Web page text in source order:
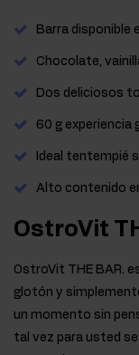
Barra disponible
Chocolate,
Dos deliciosos
60 g experiencia
Ideal tentempié
Alto contenido
OstroVit
OstroVit THE BAR.
glotón y
un momento sin
tal vez para usted